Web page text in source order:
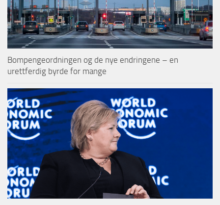
Bompengeordningen og de nye endringene – en
urettferdig byrde for mange